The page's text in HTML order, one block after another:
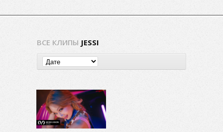
ВСЕ КЛИПЫ JESSI